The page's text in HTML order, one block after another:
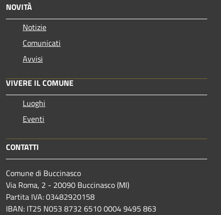
NOVITÀ
Notizie
Comunicati
Avvisi
VIVERE IL COMUNE
Luoghi
Eventi
CONTATTI
Comune di Buccinasco
Via Roma, 2 - 20090 Buccinasco (MI)
Partita IVA: 03482920158
IBAN: IT25 N053 8732 6510 0004 9495 863